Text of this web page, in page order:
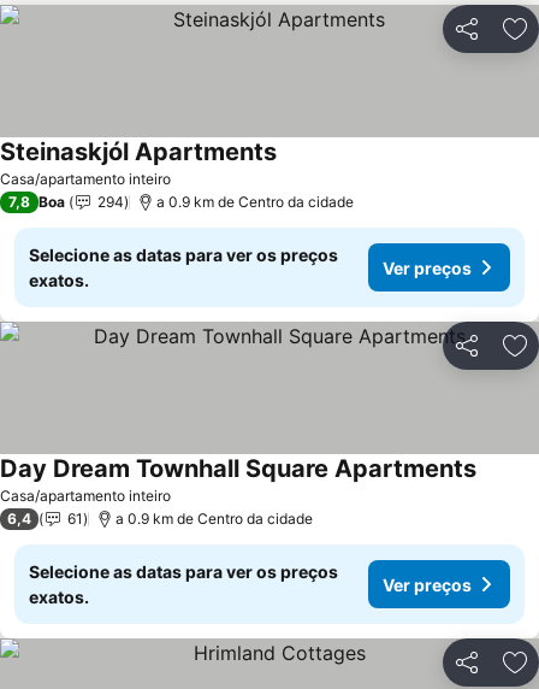
Partilhar
Casa/apartamento inteiro
Steinaskjól Apartments
7,8 Boa 294 a 0.9 km de Centro da cidade
Selecione as datas para ver os preços
exatos.
Ver preços
Partilhar
Casa/apartamento inteiro
Day Dream Townhall Square Apartments
6,4 61 a 0.9 km de Centro da cidade
Selecione as datas para ver os preços
exatos.
Ver preços
Partilhar